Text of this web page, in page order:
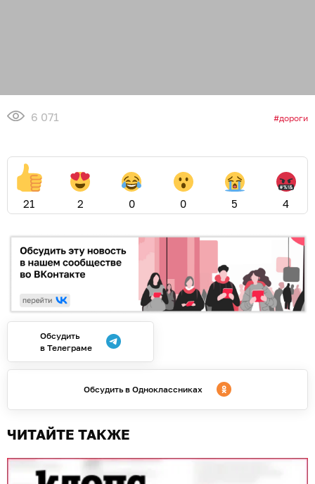
6 071 дороги
21 2 0 0 5 4
Обсудить
в Телеграме
Обсудить в Одноклассниках
ЧИТАЙТЕ ТАКЖЕ